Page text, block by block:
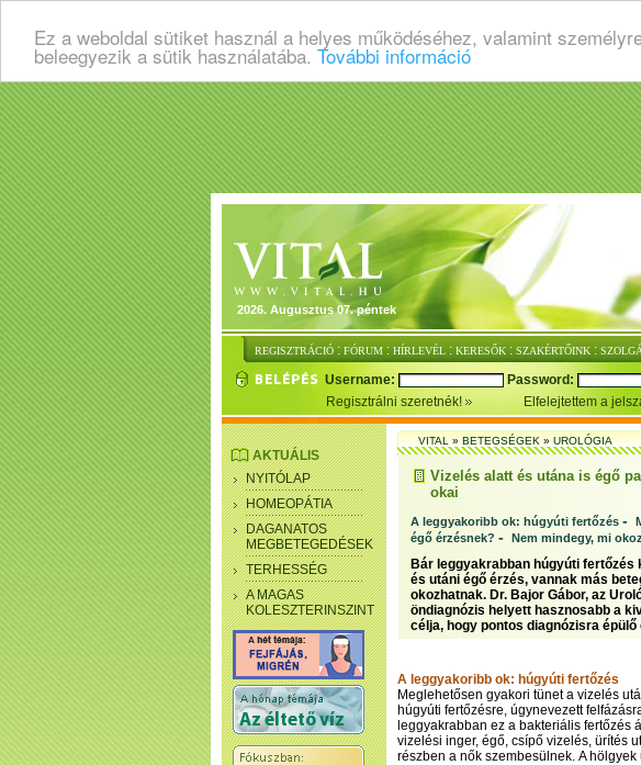
Ez a weboldal sütiket használ a helyes működéséhez, valamint
beleegyezik a sütik használatába. További információ
2026. Augusztus 07. péntek
REGISZTRÁCIÓ : FÓRUM : HÍRLEVÉL : KERESŐK : SZAKÉRTŐINK :
Username: Password:
Regisztrálni szeretnék!
Elfelejtettem a
AKTUÁLIS
NYITÓLAP
HOMEOPÁTIA
DAGANATOS
MEGBETEGEDÉSEK
TERHESSÉG
A MAGAS
KOLESZTERINSZINT
VITAL»BETEGSÉGEK»UROLÓGIA
Vizelés alatt és utána is égő
okai
A leggyakoribb ok: húgyúti fertőzés -
égő érzésnek? - Nem mindegy, mi
Bár leggyakrabban húgyúti
és utáni égő érzés, vannak más
okozhatnak. Dr. Bajor Gábor, az
öndiagnózis helyett hasznosabb a
célja, hogy pontos diagnózisra
A leggyakoribb ok: húgyúti fertőzés
Meglehetősen gyakori tünet a vizelés
húgyúti fertőzésre, úgynevezett
leggyakrabban ez a bakteriális fertőzés
vizelési inger, égő, csípő vizelés, ürítés
részben a nők szembesülnek. A hölgyek